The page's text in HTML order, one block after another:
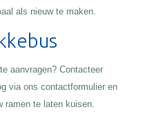
als nieuw te maken.
aanvragen? Contacteer
via ons contactformulier en
ramen te laten kuisen.